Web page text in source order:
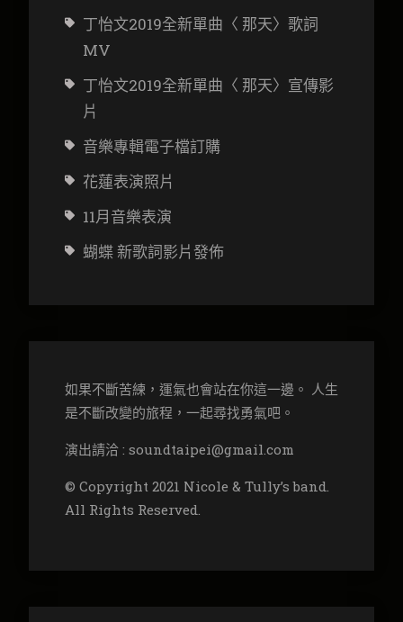
丁怡文2019全新單曲〈 那天〉歌詞
MV
丁怡文2019全新單曲〈 那天〉宣傳影
片
音樂專輯電子檔訂購
花蓮表演照片
11月音樂表演
蝴蝶 新歌詞影片發佈
如果不斷苦練，運氣也會站在你這一邊。 人生
是不斷改變的旅程，一起尋找勇氣吧。
演出請洽 : soundtaipei@gmail.com
© Copyright 2021 Nicole & Tully’s band.
All Rights Reserved.